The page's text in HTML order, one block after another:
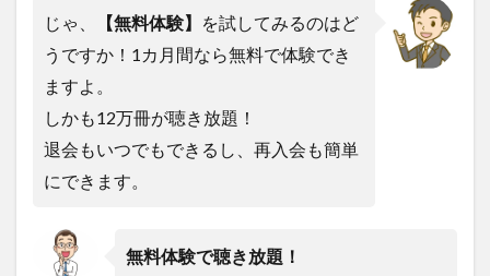
じゃ、 【無料体験】
を試してみるのはど
うですか！1カ月間なら無料で体験でき
ますよ。
しかも12万冊が聴き放題！
退会もいつでもできるし、再入会も簡単
にできます。
無料体験で聴き放題！